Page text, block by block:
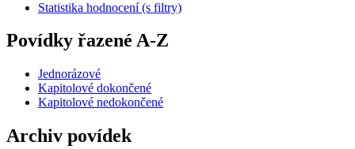
Statistika hodnocení (s filtry)
Povídky řazené A-Z
Jednorázové
Kapitolové dokončené
Kapitolové nedokončené
Archiv povídek